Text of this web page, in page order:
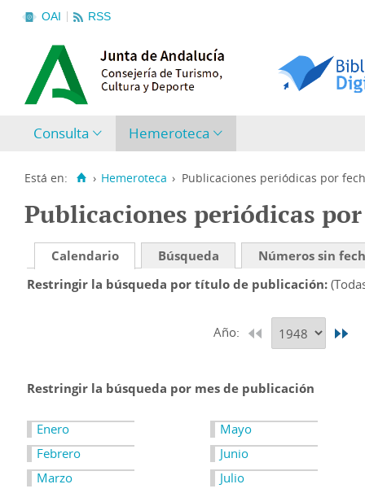
OAI RSS
Consulta Hemeroteca
Está en: › Hemeroteca › Publicaciones periódicas por
Publicaciones periódicas
Calendario Búsqueda
Números sin
Restringir la búsqueda por título de publicación
Año:
Restringir la búsqueda por mes de publicación
Enero
Febrero
Marzo
Mayo
Junio
Julio